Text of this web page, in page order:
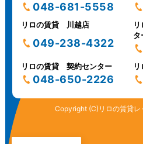
048-681-5558
リロの賃貸 川越店
049-238-4322
タ
リロの賃貸 契約センター
048-650-2226
Copyright (C)リロの賃貸